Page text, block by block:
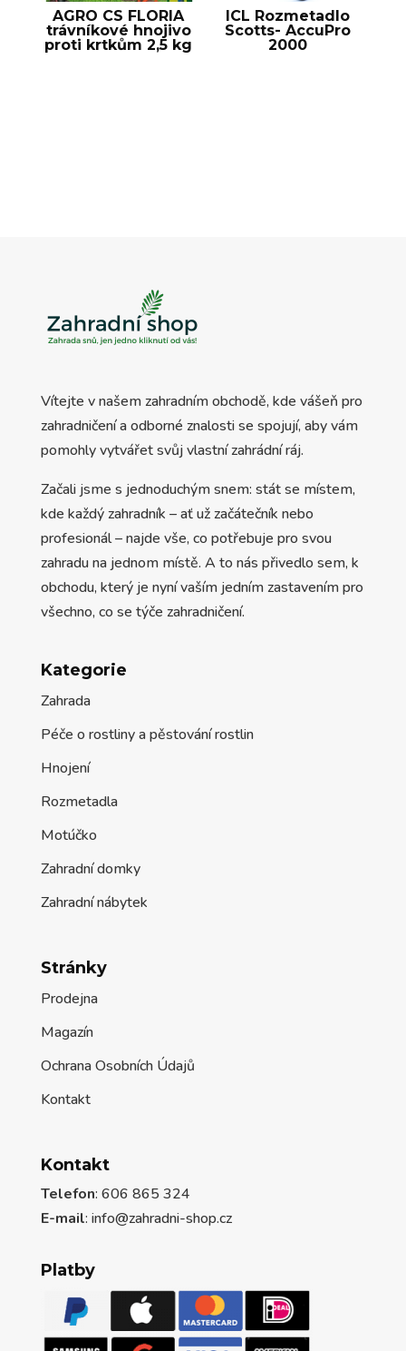
AGRO CS FLORIA
trávníkové hnojivo
proti krtkům 2,5 kg
ICL Rozmetadlo
Scotts- AccuPro
2000
Vítejte v našem zahradním obchodě, kde vášeň pro
zahradničení a odborné znalosti se spojují, aby vám
pomohly vytvářet svůj vlastní zahrádní ráj.
Začali jsme s jednoduchým snem: stát se místem,
kde každý zahradník – ať už začátečník nebo
profesionál – najde vše, co potřebuje pro svou
zahradu na jednom místě. A to nás přivedlo sem, k
obchodu, který je nyní vaším jedním zastavením pro
všechno, co se týče zahradničení.
Kategorie
Zahrada
Péče o rostliny a pěstování rostlin
Hnojení
Rozmetadla
Motúčko
Zahradní domky
Zahradní nábytek
Stránky
Prodejna
Magazín
Ochrana Osobních Údajů
Kontakt
Kontakt
Telefon: 606 865 324
E-mail: info@zahradni-shop.cz
Platby